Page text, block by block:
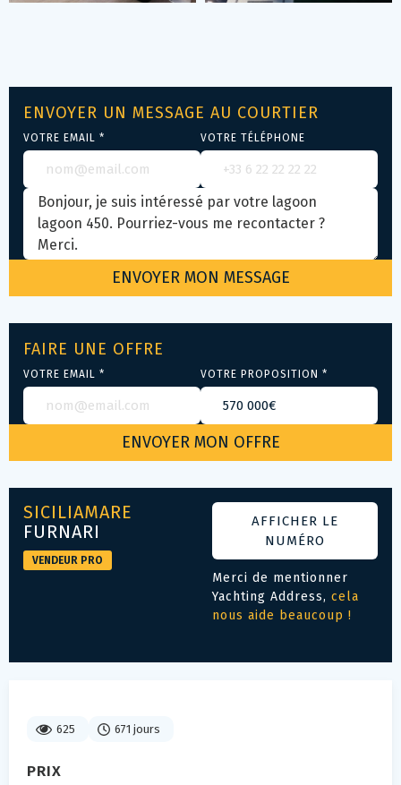
625 671 jours
PRIX
ENVOYER UN MESSAGE AU COURTIER
VOTRE EMAIL * VOTRE TÉLÉPHONE
FAIRE UNE OFFRE
VOTRE EMAIL * VOTRE PROPOSITION *
SICILIAMARE
FURNARI
VENDEUR PRO
AFFICHER LE
NUMÉRO
Merci de mentionner
Yachting Address, cela
nous aide beaucoup !